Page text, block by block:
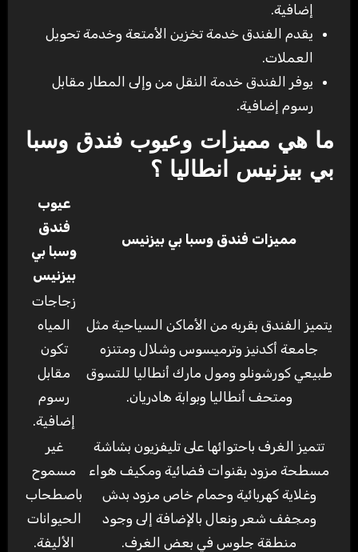
إضافية.
يقدم الفندق خدمة تخزين الأمتعة وخدمة تحويل
العملات.
يوفر الفندق خدمة النقل من وإلى المطار مقابل
رسوم إضافية.
ما هي مميزات وعيوب فندق وسبا
بي بيزنيس انطاليا ؟
مميزات فندق وسبا بي بيزنيس
عيوب
فندق
وسبا بي
بيزنيس
يتميز الفندق بقربه من الأماكن السياحية مثل
جامعة أكدنيز وترميسوس وشلال ومتنزه
طبيعي كورشونلو ومول مارك أنطاليا للتسوق
ومتحف أنطاليا وبوابة هادريان.
زجاجات
المياه
تكون
مقابل
رسوم
إضافية.
تتميز الغرف باحتوائها على تليفزيون بشاشة
مسطحة مزود بقنوات فضائية ومكيف هواء
وغلاية كهربائية وحمام خاص مزود بدش
ومجفف شعر ونعال بالإضافة إلى وجود
منطقة جلوس في بعض الغرف.
غير
مسموح
باصطحاب
الحيوانات
الأليفة.